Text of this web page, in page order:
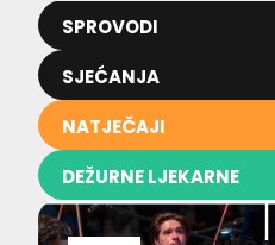
SPROVODI
SJEĆANJA
NATJEČAJI
DEŽURNE LJEKARNE